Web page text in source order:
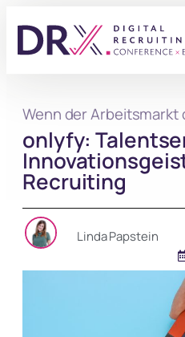
Wenn der Arbeitsmarkt
onlyfy:
Recruiting
Linda Papstein